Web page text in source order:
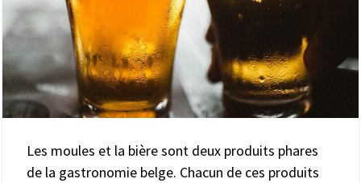
Les moules et la bière sont deux produits phares
de la gastronomie belge. Chacun de ces produits